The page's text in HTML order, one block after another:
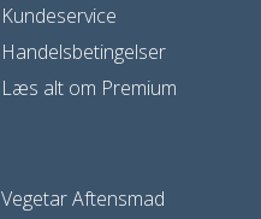
Kundeservice
Handelsbetingelser
Læs alt om Premium
Vegetar Aftensmad